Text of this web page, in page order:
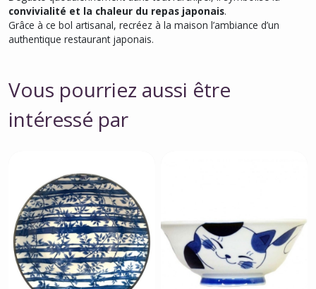
convivialité et la chaleur du repas japonais.
Grâce à ce bol artisanal, recréez à la maison l’ambiance d’un
authentique restaurant japonais.
Vous pourriez aussi être
intéressé par